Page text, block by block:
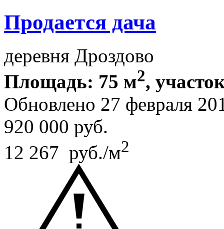
Продается дача
деревня Дроздово
Площадь: 75 м2,
Обновлено 27 февраля
920 000 руб.
12 267 руб./м2